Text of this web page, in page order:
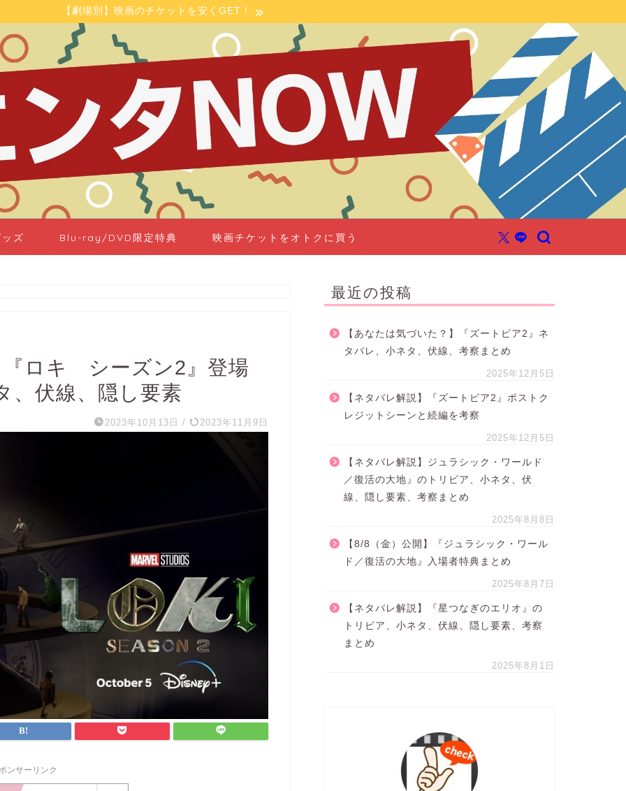
【劇場別】映画のチケットを安くGET！
ズ Blu-ray/DVD限定特典 映画チケットをオトクに買う
『ロキ シーズン2』登場
、伏線、隠し要素
2023年10月13日 / 2023年11月9日
ンサーリンク
最近の投稿
【あなたは気づいた？】『ズートピア2』ネ
タバレ、小ネタ、伏線、考察まとめ
2025年12月5日
【ネタバレ解説】『ズートピア2』ポストク
レジットシーンと続編を考察
2025年12月5日
【ネタバレ解説】ジュラシック・ワールド
／復活の大地』のトリビア、小ネタ、伏
線、隠し要素、考察まとめ
2025年8月8日
【8/8（金）公開】『ジュラシック・ワール
ド／復活の大地』入場者特典まとめ
2025年8月7日
【ネタバレ解説】『星つなぎのエリオ』の
トリビア、小ネタ、伏線、隠し要素、考察
まとめ
2025年8月1日